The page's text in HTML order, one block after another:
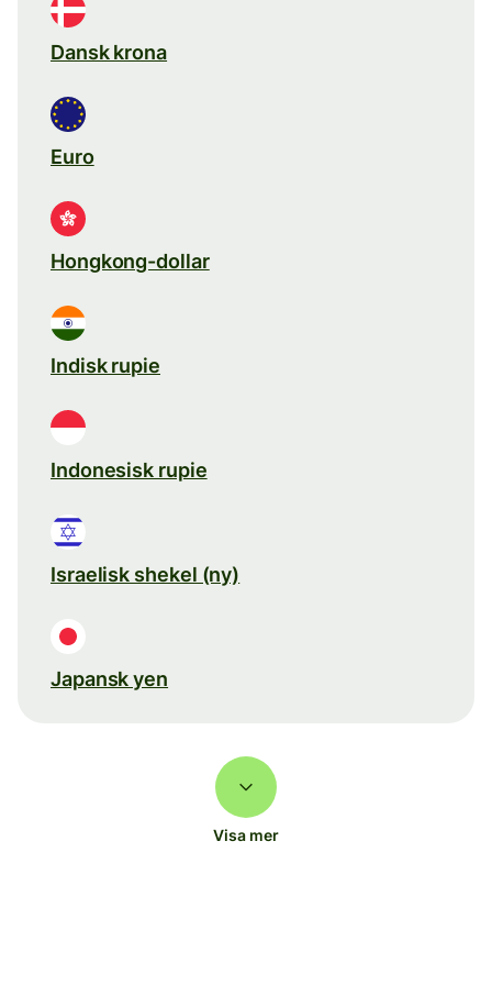
Dansk krona
Euro
Hongkong-dollar
Indisk rupie
Indonesisk rupie
Israelisk shekel (ny)
Japansk yen
Visa mer